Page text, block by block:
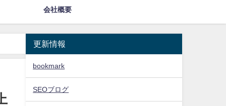
会社概要
更新情報
bookmark
SEOブログ